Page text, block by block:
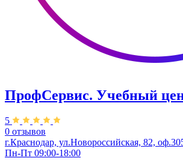
ПрофСервис. Учебный
5
0 отзывов
г.Краснодар, ул.Новороссийская, 82,
Пн-Пт 09:00-18:00